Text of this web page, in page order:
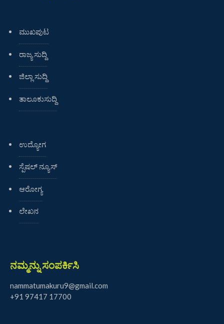
ಮುಖಪುಟ
ರಾಜ್ಯ ಸುದ್ದಿ
ಜಿಲ್ಲಾ ಸುದ್ದಿ
ತಾಲೂಕುಸುದ್ದಿ
ಉದ್ಯೋಗ
ಸ್ಪೆಷಲ್ ನ್ಯೂಸ್
ಆರೋಗ್ಯ
ಲೇಖನ
ನಮ್ಮನ್ನು ಸಂಪರ್ಕಿಸಿ
nammatumakuru9@gmail.com
+91 97417 17700